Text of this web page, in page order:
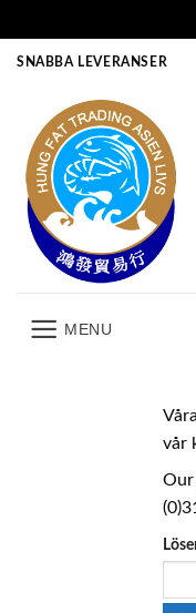
SNABBA LEVERANSER
MENU
vår
Our